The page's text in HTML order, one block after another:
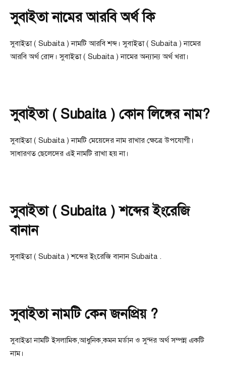
সুবাইতা নামের আরবি অর্থ কি
সুবাইতা ( Subaita ) নামটি আরবি শব্দ। সুবাইতা ( Subaita ) নামের
আরবি অর্থ রোদ। সুবাইতা ( Subaita ) নামের অন্যান্য অর্থ খরা।
সুবাইতা ( Subaita ) কোন লিঙ্গের নাম?
সুবাইতা ( Subaita ) নামটি মেয়েদের নাম রাখার ক্ষেত্রে উপযোগী।
সাধারণত ছেলেদের এই নামটি রাখা হয় না।
সুবাইতা ( Subaita ) শব্দের ইংরেজি
বানান
সুবাইতা ( Subaita ) শব্দের ইংরেজি বানান Subaita .
সুবাইতা নামটি কেন জনপ্রিয় ?
সুবাইতা নামটি ইসলামিক,আধুনিক,কমন মর্ডান ও সুন্দর অর্থ সম্পন্ন একটি
নাম।